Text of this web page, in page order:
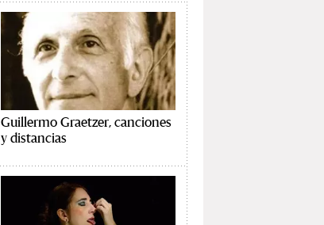
Guillermo Graetzer, canciones
y distancias